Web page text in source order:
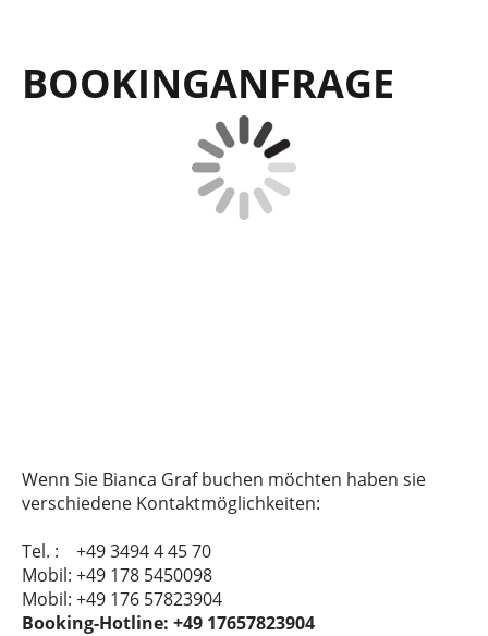
BOOKING­ANFRAGE
Wenn Sie Bianca Graf buchen möchten haben sie
verschiedene Kontaktmöglichkeiten:
Tel. : +49 3494 4 45 70
Mobil: +49 178 5450098
Mobil: +49 176 57823904
Booking-Hotline: +49 17657823904